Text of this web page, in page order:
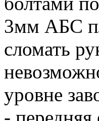
3мм АБС
сломать
уровне